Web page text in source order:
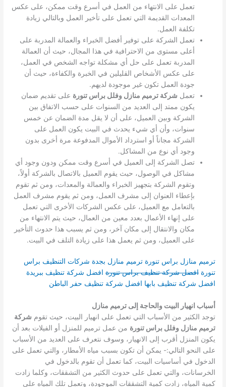
تعمل على الانتهاء من العمل في أسرع وقت ممكن، على عكس
المعدات القديمة التي تعمل على تأخير العمل وبالتالي زيادة
تكلفة العمل.
تعمل الشركة على توفير أفضل الخبراء والعمالة المدربة على
أعلى مستوى من الاحترافية في هذا المجال، حيث أن العمالة
المدربة تعمل على حل أي مشكلة تواجه الشخص في العمل،
على عكس الأشخاص القليلين في الخبرة والكفاءة، حيث أن
جودة العمل تكون غير موجودة لديهم.
تعمل شركة ترميم منازل وفلل براس تنورة على تقديم ضمان
يكون ممتد إلى العديد من السنوات على حسب الاتفاق بين
الشركة وبين العميل، على أن لا يقل مدة الضمان عن خمس
سنوات، وأن أي شيء يحدث في البيت يكون العمل على
الشركة مجاناً أو استرداد الأموال المدفوعة مرة أخرى بدون
وجود أي نوع من المشاكل.
تصل الشركة إلى العميل في أسرع وقت ممكن ودون وجود أي
مشاكل في الوصول، حيث يقوم العميل بالاتصال بالشركة أولاً،
وتقوم الشركة بتجهيز الخبراء والعمالة والمعدات، ومن ثم تقوم
بإعطاء العنوان إلى مشرف العمل، ومن ثم يقوم مشرف العمل
بالتعامل مع العميل، على عكس الشركات الأخرى التي تعمل
على إنهاء الأعمال بعدد معين من العمال، حيث يتم الانتهاء من
مكان والانتقال إلى مكان آخر، ومن ثم يسبب هذا حدوث التأخير
على العميل، ومن ثم يعمل هذا على زيادة التلف في البيت.
ترميم منازل براس تنورة ترميم منازل بجدة شركات التنظيف براس
تنورة افضل شركة تنظيف براس تنورة افضل شركة تنظيف ببريدة
افضل شركة تنظيف بابها افضل شركة تنظيف حفر الباطن
أسباب انهيار البيت والحاجة إلى ترميم منازل
توجد الكثير من الأسباب التي تعمل على انهيار البيت، حيث تقوم شركة
ترميم منازل وفلل براس تنورة من عمل ترميم للمنزل أو الفيلات بعد أن
يكون المنزل أقرب إلى الانهيار، وسوف نتعرف على العديد من الأسباب
على النحو التالي:- يمكن أن تكون بسبب مياه الأمطار، والتي تعمل على
الدخول في أساسيات البيت، كما تعمل أن تقوم بالدخول في
الخرسانات، والتي تعمل على حدوث الكثير من التشققات، وكلما زادت
كمية المياه، زادت كمية التشققات الموجودة، وتعمل تلك المياه على